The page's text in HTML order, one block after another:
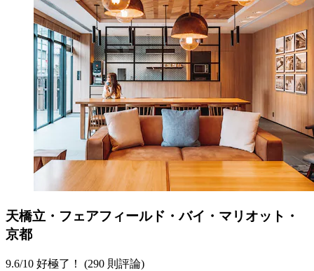
天橋立・フェアフィールド・バイ・マリオット・
京都
9.6/10 好極了！ (290 則評論)